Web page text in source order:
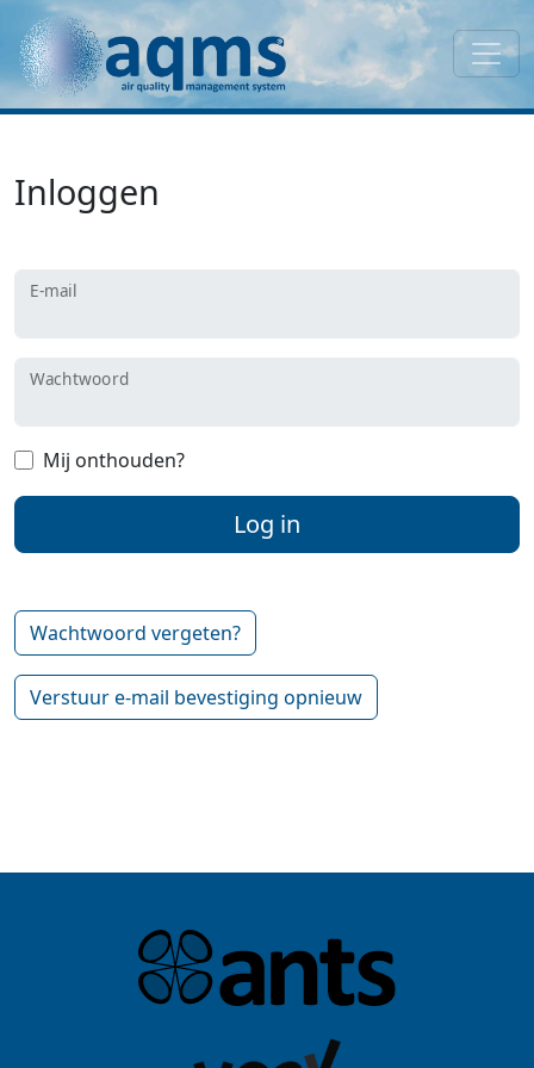
Inloggen
E-mail
Wachtwoord
Mij onthouden?
Log in
Wachtwoord vergeten?
Verstuur e-mail bevestiging opnieuw